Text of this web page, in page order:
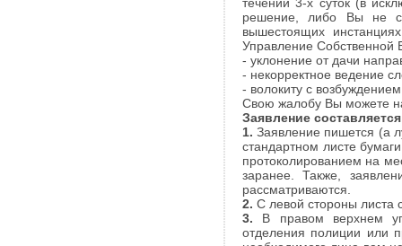
решение, либо Вы не
вышестоящих
Управление Собственной
- уклонение от дачи
- некорректное ведение
- волокиту с
Свою жалобу Вы можете
Заявление
1. Заявление пишется (а
стандартном листе
протоколированием на
заранее. Также,
рассматриваются.
2. С левой стороны листа
3. В правом верхнем
отделения полиции или